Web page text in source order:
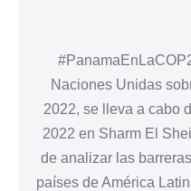
Naciones Unidas
2022, se lleva a cabo
2022 en Sharm El
de analizar las
países de América